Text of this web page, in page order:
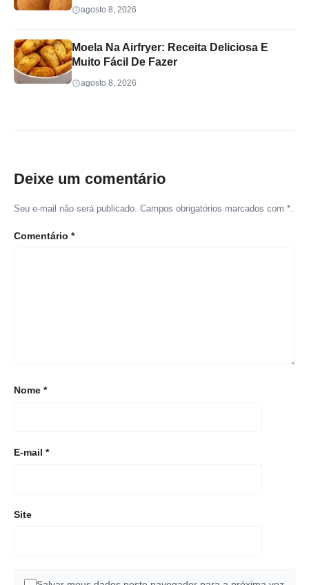
agosto 8, 2026
Moela Na Airfryer: Receita Deliciosa E
Muito Fácil De Fazer
agosto 8, 2026
Deixe um comentário
Seu e-mail não será publicado. Campos obrigatórios marcados com *.
Comentário *
Nome *
E-mail *
Site